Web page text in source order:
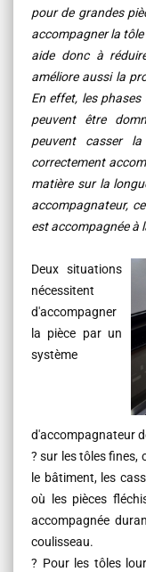
pour de grandes
accompagner la tôle
aide donc à
améliore aussi la
En effet, les
peuvent être
peuvent casser
correctement
matière sur la
accompagnateur,
est accompagnée à
Deux situations
nécessitent
d'accompagner
la pièce par un
système
d'accompagnateur
? sur les tôles fines,
le bâtiment, les
où les pièces
accompagnée
coulisseau.
? Pour les tôles